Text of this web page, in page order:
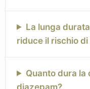
La lunga
riduce il rischio
Quanto dura la
diazepam?